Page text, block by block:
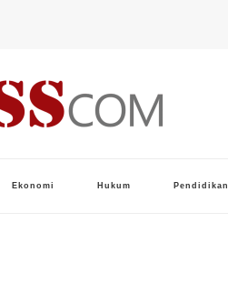
Ekonomi Hukum Pendidikan